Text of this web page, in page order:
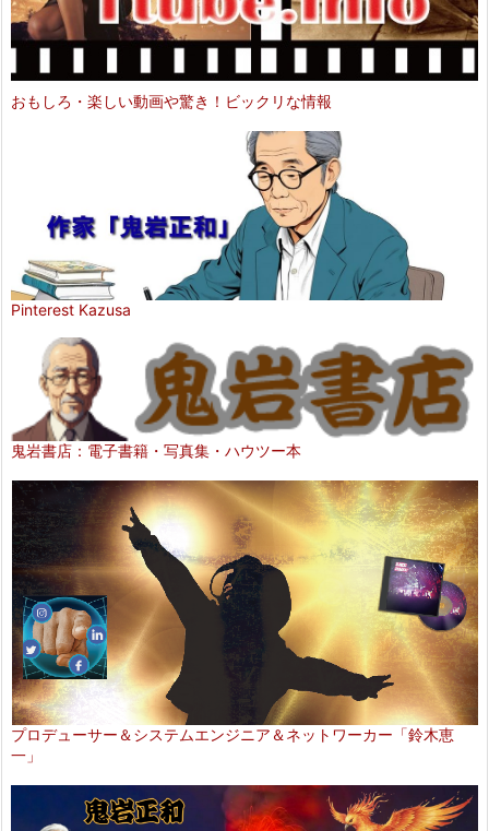
おもしろ・楽しい動画や驚き！ビックリな情報
Pinterest Kazusa
鬼岩書店：電子書籍・写真集・ハウツー本
プロデューサー＆システムエンジニア＆ネットワーカー「鈴木恵
一」